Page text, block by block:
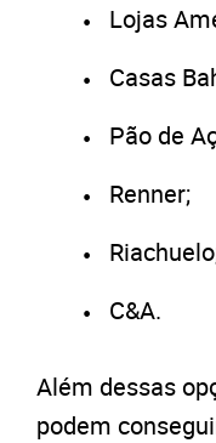
Lojas
Casas
Pão de
Renner;
C&A.
Além dessas
podem